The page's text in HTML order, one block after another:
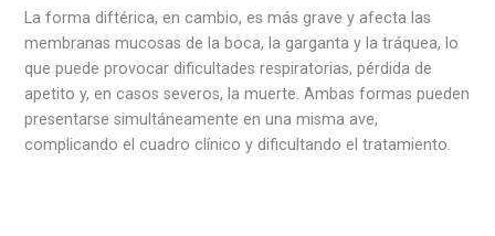
La forma diftérica, en cambio, es más grave y afecta las
membranas mucosas de la boca, la garganta y la tráquea, lo
que puede provocar dificultades respiratorias, pérdida de
apetito y, en casos severos, la muerte. Ambas formas pueden
presentarse simultáneamente en una misma ave,
complicando el cuadro clínico y dificultando el tratamiento.